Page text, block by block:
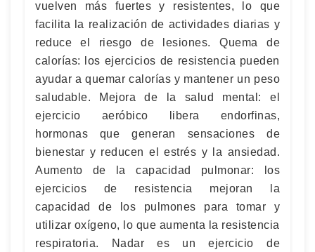
vuelven más fuertes y resistentes, lo que
facilita la realización de actividades diarias y
reduce el riesgo de lesiones. Quema de
calorías: los ejercicios de resistencia pueden
ayudar a quemar calorías y mantener un peso
saludable. Mejora de la salud mental: el
ejercicio aeróbico libera endorfinas,
hormonas que generan sensaciones de
bienestar y reducen el estrés y la ansiedad.
Aumento de la capacidad pulmonar: los
ejercicios de resistencia mejoran la
capacidad de los pulmones para tomar y
utilizar oxígeno, lo que aumenta la resistencia
respiratoria. Nadar es un ejercicio de